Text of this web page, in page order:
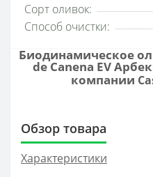
Сорт оливок:
Способ очистки:
Биодинамическое
de Canena EV
компании
Обзор товара
Характеристики